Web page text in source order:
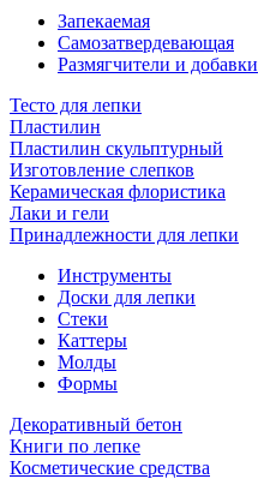
Запекаемая
Самозатвердевающая
Размягчители и добавки
Тесто для лепки
Пластилин
Пластилин скульптурный
Изготовление слепков
Керамическая флористика
Лаки и гели
Принадлежности для лепки
Инструменты
Доски для лепки
Стеки
Каттеры
Молды
Формы
Декоративный бетон
Книги по лепке
Косметические средства